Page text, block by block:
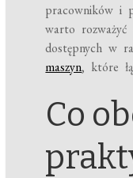
pracowników i
warto
dostępnych w
maszyn, które
Co